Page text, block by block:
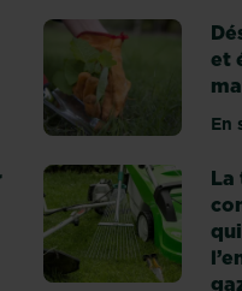
résoudre les
et
En
et obtenir un
La